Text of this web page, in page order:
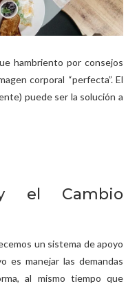
hambriento por consejos
corporal “perfecta”. El
puede ser la solución a
el Cambio
un sistema de apoyo
es manejar las demandas
al mismo tiempo que